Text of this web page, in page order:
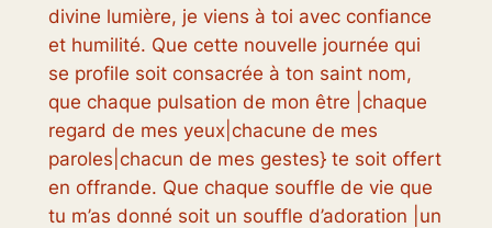
divine lumière, je viens à toi avec confiance
et humilité. Que cette nouvelle journée qui
se profile soit consacrée à ton saint nom,
que chaque pulsation de mon être |chaque
regard de mes yeux|chacune de mes
paroles|chacun de mes gestes} te soit offert
en offrande. Que chaque souffle de vie que
tu m’as donné soit un souffle d’adoration |un